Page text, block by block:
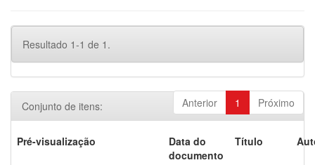
Resultado 1-1 de 1.
Anterior 1 Próximo
Conjunto de itens:
Pré-visualização
Data do
documento
Título